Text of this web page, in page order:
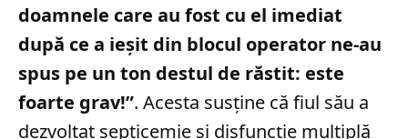
doamnele care au fost cu el imediat
după ce a ieşit din blocul operator ne-au
spus pe un ton destul de răstit: este
foarte grav!”. Acesta susține că fiul său a
dezvoltat septicemie și disfuncție multiplă